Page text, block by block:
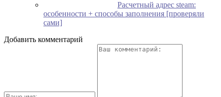
Расчетный адрес steam:
особенности + способы заполнения [проверяли
сами]
Добавить комментарий